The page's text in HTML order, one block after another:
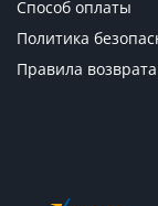
Способ оплаты
Политика
Правила возврата